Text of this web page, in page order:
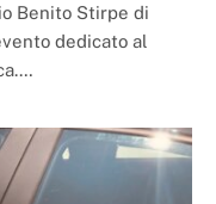
Benito Stirpe di
dedicato al